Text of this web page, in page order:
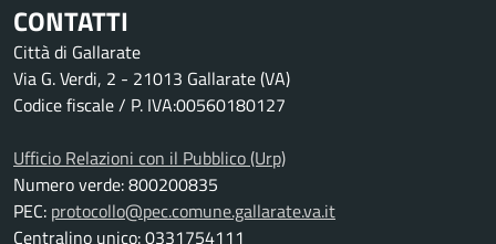
CONTATTI
Città di Gallarate
Via G. Verdi, 2 - 21013 Gallarate (VA)
Codice fiscale / P. IVA:00560180127
Ufficio Relazioni con il Pubblico (Urp)
Numero verde: 800200835
PEC: protocollo@pec.comune.gallarate.va.it
Centralino unico: 0331754111